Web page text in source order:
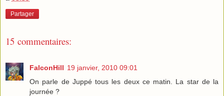
Partager
15 commentaires:
FalconHill 19 janvier, 2010 09:01
On parle de Juppé tous les deux ce matin. La star de la
journée ?